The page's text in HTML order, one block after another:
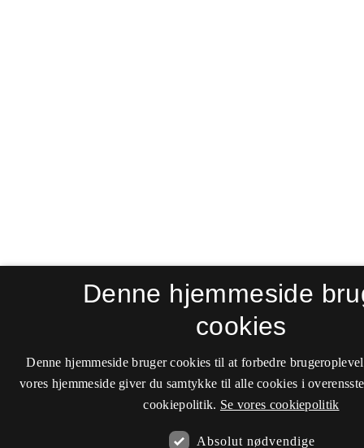
Denne hjemmeside
cookies
Denne hjemmeside bruger cookies til at forbedre
vores hjemmeside giver du samtykke til alle cookies i
cookiepolitik. Se vores cookiepolitik
Absolut nødvendige